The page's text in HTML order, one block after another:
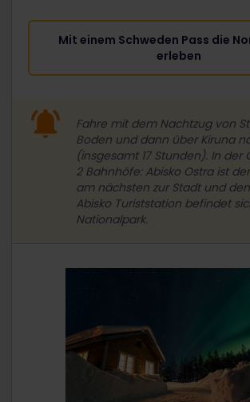
Mit einem Schweden Pass die
erleben
Fahre mit dem Nachtzug von
Boden und dann über Kiruna
(insgesamt 17 Stunden). In der
2 Bahnhöfe: Abisko Ostra ist
am nächsten zur Stadt und
Abisko Turiststation befindet
Nationalpark.